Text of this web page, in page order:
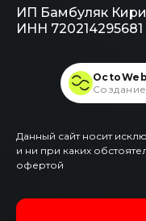
ИП Бамбуляк
ИНН 720214295681
Данный сайт носит
и ни при каких
офертой
OctoWeb